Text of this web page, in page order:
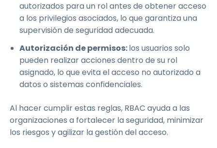
autorizados para un rol antes de obtener acceso
a los privilegios asociados, lo que garantiza una
supervisión de seguridad adecuada.
Autorización de permisos:los usuarios solo
pueden realizar acciones dentro de su rol
asignado, lo que evita el acceso no autorizado a
datos o sistemas confidenciales.
Al hacer cumplir estas reglas, RBAC ayuda a las
organizaciones a fortalecer la seguridad, minimizar
los riesgos y agilizar la gestión del acceso.